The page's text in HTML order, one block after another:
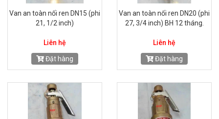
Van an toàn nối ren DN15 (phi
21, 1/2 inch)
Liên hệ
Đặt hàng
Van an toàn nối ren DN20 (phi
27, 3/4 inch) BH 12 tháng.
Liên hệ
Đặt hàng